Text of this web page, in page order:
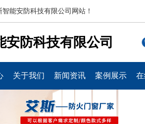
能安防科技有限公司网站！
安防科技有限公司
关于我们 新闻资讯 案例展示